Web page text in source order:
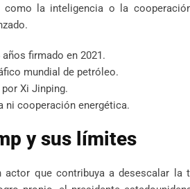
la inteligencia o la
firmado en 2021.
mundial de petróleo.
Xi Jinping.
ni cooperación energética.
y sus límites
que contribuya a desescalar la